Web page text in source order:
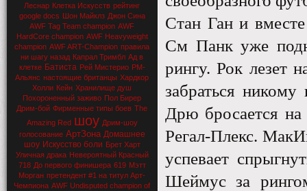
Леснар Клетка Искусств рейтинг
google docs Шон Майклз Джон Сина
AWF Tag Team champion AWF
HardCore champion AWF Heavyweight
champion AWF ART-Champion правила
ни шагу назад Капрал Тримбл Ад в
клетке Батиста Рей Мистерио РМ-
Альянс настоящие британцы Хардкор
Холли Кейн Хранилище душ
Похороненный заживо Пол Бирер
Дрим-бой Фирменные типы боев The
Amazing Red шоу Дрим-шоу
голосование АртЗона Домашнее
шоу Искусство боли Брет Харт
Уличная драка Невероятный Красный
718 До первого финишера 619 Мэтт
Морган претендент #1 на титул Арт-
Чемпиона AWF Undisputed champion of
Стан Ган и
См Панк уже
рингу. Рок лезет
забраться
Дрю бросается
Регал-Плекс.
успевает
Шеймус за